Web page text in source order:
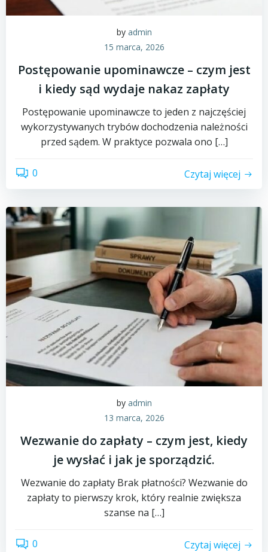
by admin
15 marca, 2026
Postępowanie upominawcze – czym jest
i kiedy sąd wydaje nakaz zapłaty
Postępowanie upominawcze to jeden z najczęściej
wykorzystywanych trybów dochodzenia należności
przed sądem. W praktyce pozwala ono […]
0 Czytaj więcej
by admin
13 marca, 2026
Wezwanie do zapłaty – czym jest, kiedy
je wysłać i jak je sporządzić.
Wezwanie do zapłaty Brak płatności? Wezwanie do
zapłaty to pierwszy krok, który realnie zwiększa
szanse na […]
0 Czytaj więcej